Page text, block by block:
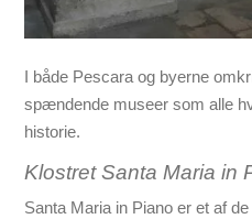
I både Pescara og byerne
spændende museer som alle
historie.
Klostret Santa Maria in
Santa Maria in Piano er et af